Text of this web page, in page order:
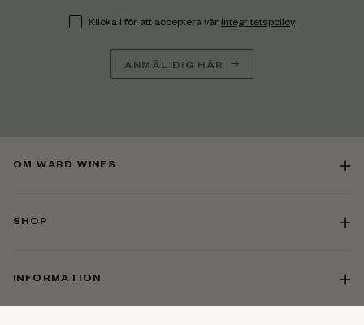
Klicka i för att acceptera vår integritetspolicy
ANMÄL DIG HÄR
OM WARD WINES
SHOP
INFORMATION